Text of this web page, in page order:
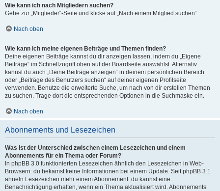
Wie kann ich nach Mitgliedern suchen?
Gehe zur „Mitglieder“-Seite und klicke auf „Nach einem Mitglied suchen“.
Nach oben
Wie kann ich meine eigenen Beiträge und Themen finden?
Deine eigenen Beiträge kannst du dir anzeigen lassen, indem du „Eigene
Beiträge“ im Schnellzugriff oben auf der Boardseite auswählst. Alternativ
kannst du auch „Deine Beiträge anzeigen“ in deinem persönlichen Bereich
oder „Beiträge des Benutzers suchen“ auf deiner eigenen Profilseite
verwenden. Benutze die erweiterte Suche, um nach von dir erstellen Themen
zu suchen. Trage dort die entsprechenden Optionen in die Suchmaske ein.
Nach oben
Abonnements und Lesezeichen
Was ist der Unterschied zwischen einem Lesezeichen und einem
Abonnements für ein Thema oder Forum?
In phpBB 3.0 funktionierten Lesezeichen ähnlich den Lesezeichen in Web-
Browsern: du bekamst keine Informationen bei einem Update. Seit phpBB 3.1
ähneln Lesezeichen mehr einem Abonnement: du kannst eine
Benachrichtigung erhalten, wenn ein Thema aktualisiert wird. Abonnements